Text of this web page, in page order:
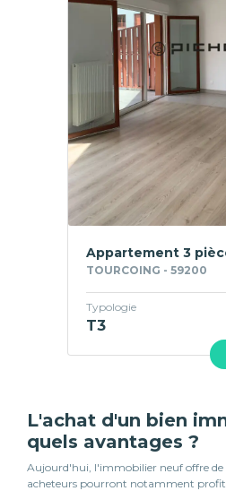
Appartement 3
TOURCOING - 59200
Typologie
T3
L'achat d'un bien
quels avantages ?
Aujourd'hui, l'immobilier neuf offre de
acheteurs pourront notamment